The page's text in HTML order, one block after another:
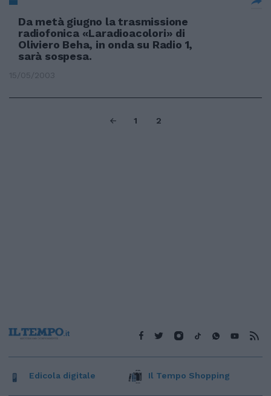
Da metà giugno la trasmissione
radiofonica «Laradioacolori» di
Oliviero Beha, in onda su Radio 1,
sarà sospesa.
15/05/2003
1 2
Edicola digitale Il Tempo Shopping